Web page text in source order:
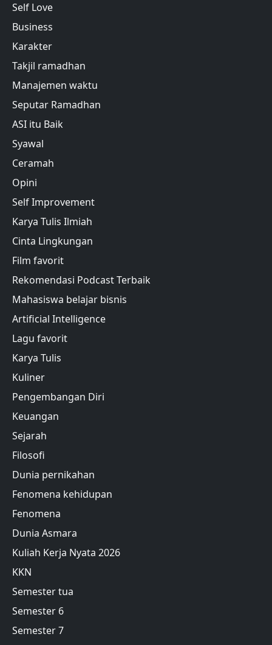
Self Love
Business
Karakter
Takjil ramadhan
Manajemen waktu
Seputar Ramadhan
ASI itu Baik
Syawal
Ceramah
Opini
Self Improvement
Karya Tulis Ilmiah
Cinta Lingkungan
Film favorit
Rekomendasi Podcast Terbaik
Mahasiswa belajar bisnis
Artificial Intelligence
Lagu favorit
Karya Tulis
Kuliner
Pengembangan Diri
Keuangan
Sejarah
Filosofi
Dunia pernikahan
Fenomena kehidupan
Fenomena
Dunia Asmara
Kuliah Kerja Nyata 2026
KKN
Semester tua
Semester 6
Semester 7